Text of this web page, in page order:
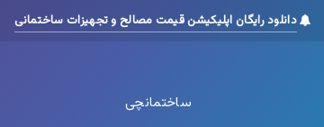
دانلود رایگان اپلیکیشن قیمت مصالح و تجهیزات ساختمانی